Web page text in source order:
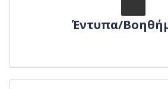
Έντυπα/